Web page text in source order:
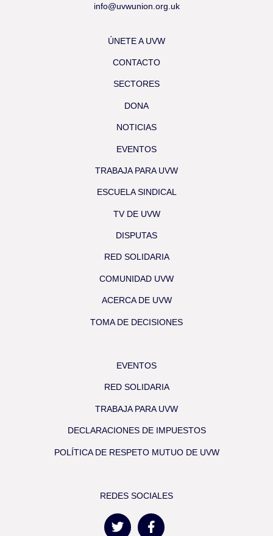
info@uvwunion.org.uk
ÚNETE A UVW
CONTACTO
SECTORES
DONA
NOTICIAS
EVENTOS
TRABAJA PARA UVW
ESCUELA SINDICAL
TV DE UVW
DISPUTAS
RED SOLIDARIA
COMUNIDAD UVW
ACERCA DE UVW
TOMA DE DECISIONES
EVENTOS
RED SOLIDARIA
TRABAJA PARA UVW
DECLARACIONES DE IMPUESTOS
POLÍTICA DE RESPETO MUTUO DE UVW
REDES SOCIALES